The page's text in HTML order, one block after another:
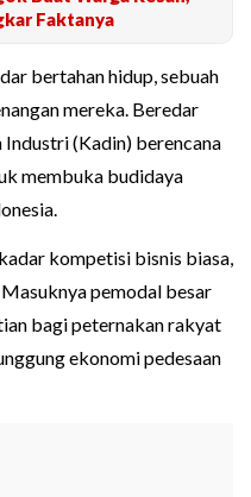
Faktanya
bertahan hidup, sebuah
mereka. Beredar
(Kadin) berencana
membuka budidaya
kompetisi bisnis biasa,
pemodal besar
bagi peternakan rakyat
ekonomi pedesaan